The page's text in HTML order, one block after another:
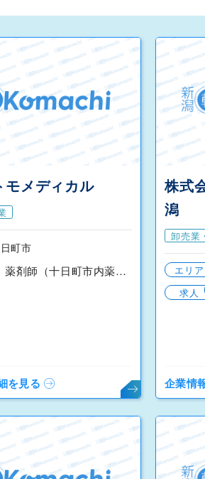
モメディカル
町市
薬剤師（十日町市内薬局）
を見る
株式
潟
卸売業
エリア
求人
企業情